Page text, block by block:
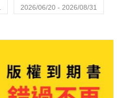
2026/06/20 - 2026/08/31